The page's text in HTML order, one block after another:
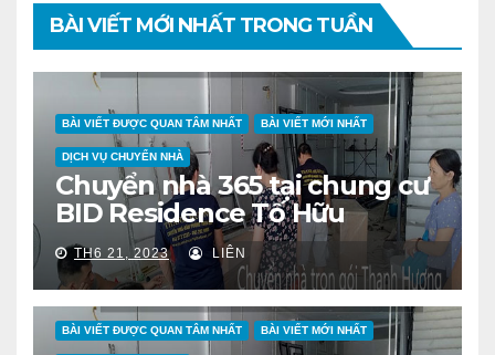
BÀI VIẾT MỚI NHẤT TRONG TUẦN
BÀI VIẾT ĐƯỢC QUAN TÂM NHẤT BÀI VIẾT MỚI NHẤT
DỊCH VỤ CHUYỂN NHÀ
Chuyển nhà 365 tại chung cư
BID Residence Tố Hữu
TH6 21, 2023 LIÊN
BÀI VIẾT ĐƯỢC QUAN TÂM NHẤT BÀI VIẾT MỚI NHẤT